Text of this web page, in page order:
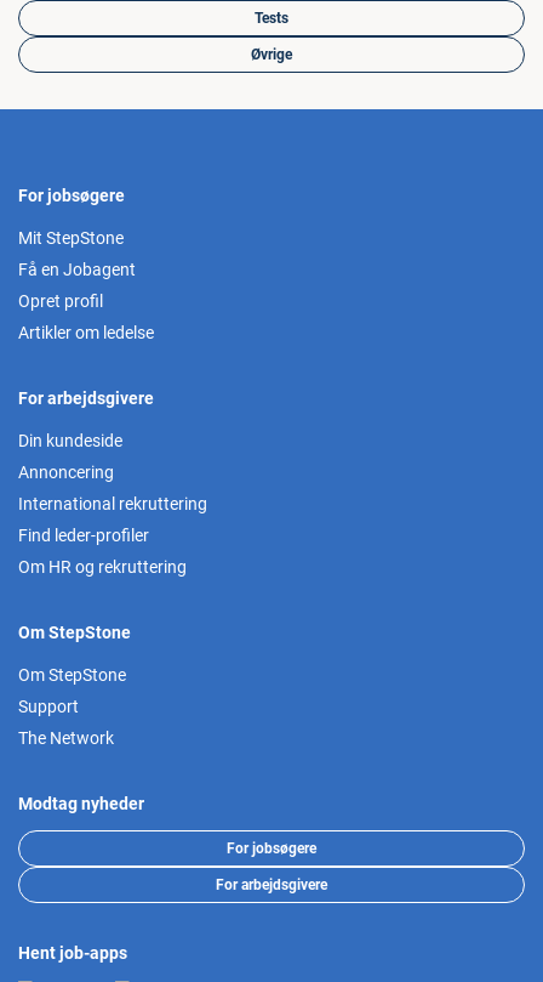
Tests
Øvrige
For jobsøgere
Mit StepStone
Få en Jobagent
Opret profil
Artikler om ledelse
For arbejdsgivere
Din kundeside
Annoncering
International rekruttering
Find leder-profiler
Om HR og rekruttering
Om StepStone
Om StepStone
Support
The Network
Modtag nyheder
For jobsøgere
For arbejdsgivere
Hent job-apps